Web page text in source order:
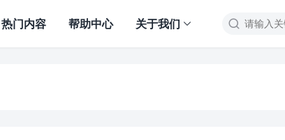

热门内容 帮助中心 关于我们